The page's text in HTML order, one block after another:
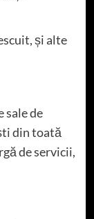
și alte
sale de
din toată
de servicii,